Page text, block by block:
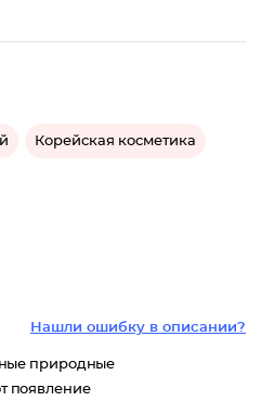
Корейская косметика
Нашли ошибку в описании?
природные
появление